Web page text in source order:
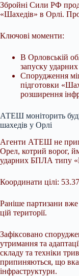
Збройні Сили РФ
«Шахедів» в Орлі.
Ключові моменти:
В Орловській
запуску
Спорудження
підготовки
розширення
АТЕШ моніторить
шахедів у Орлі
Агенти АТЕШ не
Орел, котрий ворог,
ударних БПЛА типу
Координати цілі:
Раніше партизани вже
цій території.
Зафіксовано
утримання та
складу та техніки
припиняються, що
інфраструктури.